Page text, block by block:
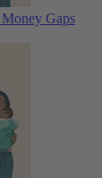
Gaps